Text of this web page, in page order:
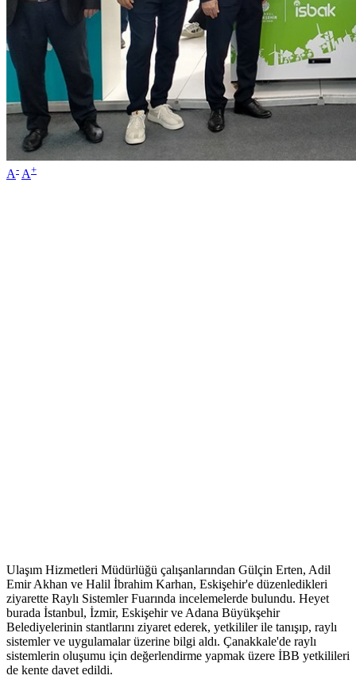
A- A+
Ulaşım Hizmetleri Müdürlüğü çalışanlarından Gülçin Erten, Adil
Emir Akhan ve Halil İbrahim Karhan, Eskişehir'e düzenledikleri
ziyarette Raylı Sistemler Fuarında incelemelerde bulundu. Heyet
burada İstanbul, İzmir, Eskişehir ve Adana Büyükşehir
Belediyelerinin stantlarını ziyaret ederek, yetkililer ile tanışıp, raylı
sistemler ve uygulamalar üzerine bilgi aldı. Çanakkale'de raylı
sistemlerin oluşumu için değerlendirme yapmak üzere İBB yetkilileri
de kente davet edildi.